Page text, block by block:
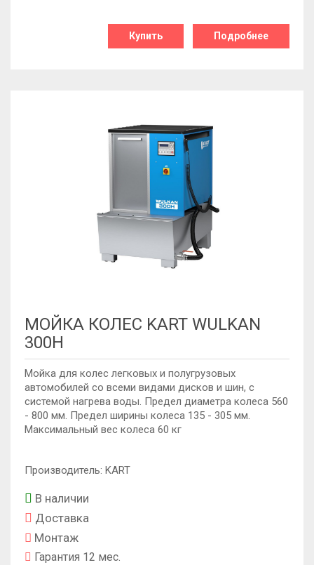
Купить Подробнее
МОЙКА КОЛЕС KART WULKAN
300H
Мойка для колес легковых и полугрузовых
автомобилей со всеми видами дисков и шин, с
системой нагрева воды. Предел диаметра колеса 560
- 800 мм. Предел ширины колеса 135 - 305 мм.
Максимальный вес колеса 60 кг
Производитель: KART
В наличии
Доставка
Монтаж
Гарантия 12 мес.